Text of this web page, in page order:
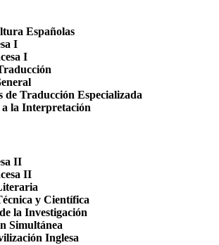
Españolas
I
I
de Traducción Especializada
la Interpretación
II
II
y Científica
la Investigación
Simultánea
Inglesa